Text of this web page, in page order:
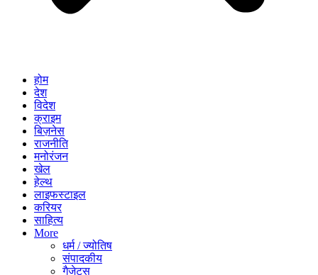
होम
देश
विदेश
क्राइम
बिज़नेस
राजनीति
मनोरंजन
खेल
हेल्थ
लाइफस्टाइल
करियर
साहित्य
More
धर्म / ज्योतिष
संपादकीय
गैजेट्स